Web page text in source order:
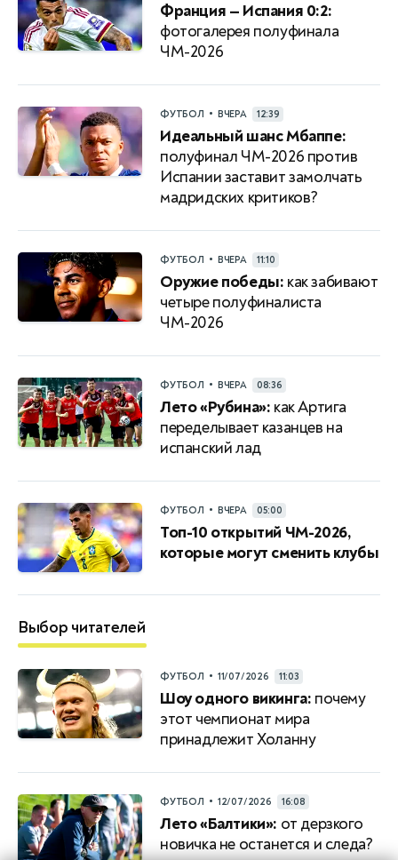
Франция — Испания 0:2:
фотогалерея полуфинала
ЧМ-2026
ФУТБОЛ • ВЧЕРА 12:39
Идеальный шанс Мбаппе:
полуфинал ЧМ-2026 против
Испании заставит замолчать
мадридских критиков?
ФУТБОЛ • ВЧЕРА 11:10
Оружие победы: как забивают
четыре полуфиналиста
ЧМ-2026
ФУТБОЛ • ВЧЕРА 08:36
Лето «Рубина»: как Артига
переделывает казанцев на
испанский лад
ФУТБОЛ • ВЧЕРА 05:00
Топ-10 открытий ЧМ-2026,
которые могут сменить клубы
Выбор читателей
ФУТБОЛ • 11/07/2026 11:03
Шоу одного викинга: почему
этот чемпионат мира
принадлежит Холанну
ФУТБОЛ • 12/07/2026 16:08
Лето «Балтики»: от дерзкого
новичка не останется и следа?